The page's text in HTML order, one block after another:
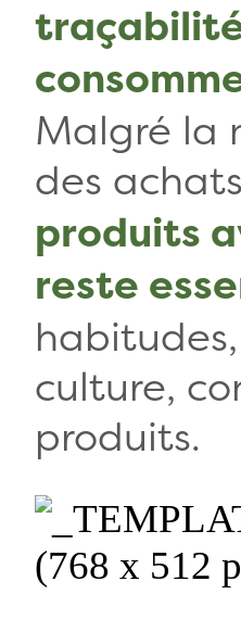
Malgré la
des
produits
reste
culture,
produits.